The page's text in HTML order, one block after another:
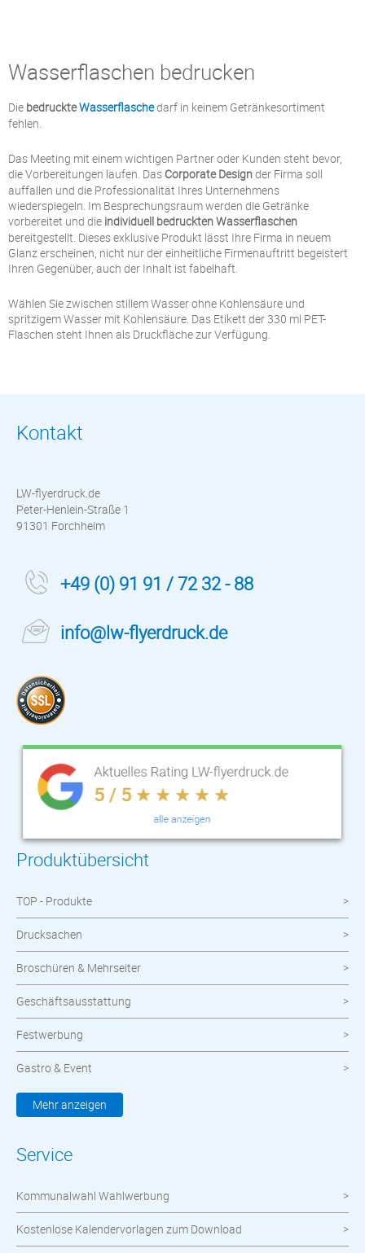
Wasserflaschen bedrucken
Die bedruckteWasserflaschedarf in keinem Getränkesortiment
fehlen.
Das Meeting mit einem wichtigen Partner oder Kunden steht bevor,
die Vorbereitungen laufen. Das Corporate Designder Firma soll
auffallen und die Professionalität Ihres Unternehmens
wiederspiegeln. Im Besprechungsraum werden die Getränke
vorbereitet und die individuell bedruckten Wasserflaschen
bereitgestellt. Dieses exklusive Produkt lässt Ihre Firma in neuem
Glanz erscheinen, nicht nur der einheitliche Firmenauftritt begeistert
Ihren Gegenüber, auch der Inhalt ist fabelhaft.
Wählen Sie zwischen stillem Wasser ohne Kohlensäure und
spritzigem Wasser mit Kohlensäure. Das Etikett der 330 ml PET-
Flaschen steht Ihnen als Druckfläche zur Verfügung.
Kontakt
LW-flyerdruck.de
Peter-Henlein-Straße 1
91301 Forchheim
+49 (0) 91 91 / 72 32 - 88
info@lw-flyerdruck.de
Produktübersicht
TOP - Produkte
Drucksachen
Broschüren & Mehrseiter
Geschäftsausstattung
Festwerbung
Gastro & Event
Kleidung & Textilien
meinOrt
Nachhaltige Produkte
Mehr anzeigen
Service
Kommunalwahl Wahlwerbung
Kostenlose Kalendervorlagen zum Download